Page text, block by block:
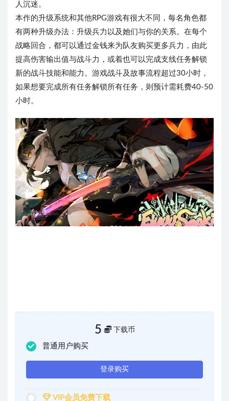
人沉迷。
本作的升级系统和其他RPG游戏有很大不同，每名角色都
有两种升级办法：升级兵力以及她们与你的关系。在每个
战略回合，都可以通过金钱来为队友购买更多兵力，由此
提高伤害输出值与战斗力，或着也可以完成支线任务解锁
新的战斗技能和能力。游戏战斗及故事流程超过30小时，
如果想要完成所有任务解锁所有任务，则预计需耗费40-50
小时。
5 下载币
普通用户购买
登录购买
VIP会员免费下载